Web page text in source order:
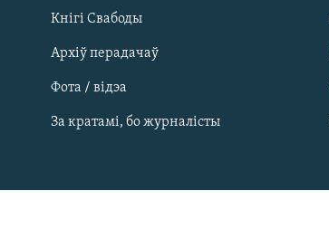
САЧЫЦЕ ЗА АБНАЎЛЕНЬНЯМІ
Кнігі Свабоды
Архіў перадачаў
Фота / відэа
За кратамі, бо журналісты